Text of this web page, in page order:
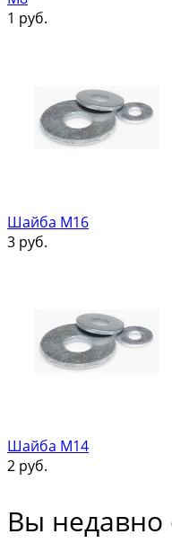
1 руб.
Шайба М16
3 руб.
Шайба М14
2 руб.
Вы недавно